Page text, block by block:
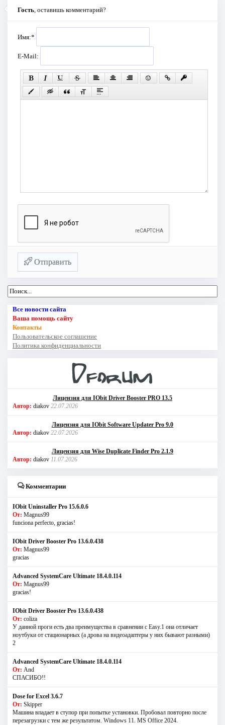
Гость, оставишь комментарий?
Имя:*
E-Mail:
Отправить
Все новости сайта
Ваша помощь сайту
Контакты
Пользовательское соглашение
Политика конфиденциальности
Лицензия для IObit Driver Booster PRO 13.5
Автор: diakov 22.07.2026
Лицензия для IObit Software Updater Pro 9.0
Автор: diakov 22.07.2026
Лицензия для Wise Duplicate Finder Pro 2.1.9
Автор: diakov 11.07.2026
Комментарии
IObit Uninstaller Pro 15.6.0.6
От: Magnus99
funciona perfecto, gracias!
IObit Driver Booster Pro 13.6.0.438
От: Magnus99
gracias
Advanced SystemCare Ultimate 18.4.0.114
От: Magnus99
gracias!
IObit Driver Booster Pro 13.6.0.438
От: coliza
У данной проги есть два преимущества в сравнении с Easy.1 она отличает
ноутбуки от стационарных (а дрова на видеоадаптеры у них бывают разными)
2
Advanced SystemCare Ultimate 18.4.0.114
От: And
СПАСИБО!!
Dose for Excel 3.6.7
От: Skipper
Машина впадает в ступор при попытке установки. Пробовал повторно после
перезагрузки с тем же результатом. Windows 11. MS Offiсe 2024.